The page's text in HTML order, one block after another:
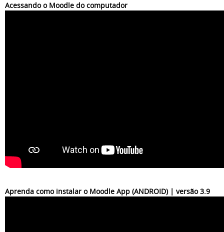
Acessando o Moodle do computador
Aprenda como instalar o Moodle App (ANDROID) | versão 3.9